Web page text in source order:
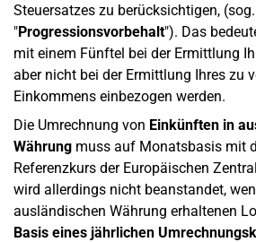
Steuersatzes zu berücksichtigen, (sog.
"Progressionsvorbehalt"). Das
mit einem Fünftel bei der Ermittlung
aber nicht bei der Ermittlung Ihres zu
Einkommens einbezogen werden.
Die Umrechnung von Einkünften in
Währung muss auf Monatsbasis mit
Referenzkurs der Europäischen
wird allerdings nicht beanstandet,
ausländischen Währung erhaltenen
Basis eines jährlichen